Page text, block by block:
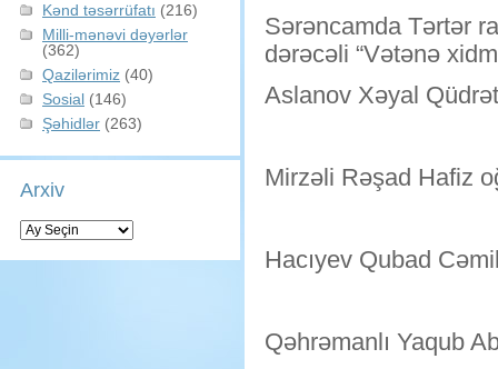
Kənd təsərrüfatı (216)
Milli-mənəvi dəyərlər
(362)
Qazilərimiz (40)
Sosial (146)
Şəhidlər (263)
Arxiv
Arxiv
Sərəncamda Tərtər
dərəcəli “Vətənə
Aslanov Xəyal
Mirzəli Rəşad Hafiz
Hacıyev Qubad
Qəhrəmanlı Yaqub